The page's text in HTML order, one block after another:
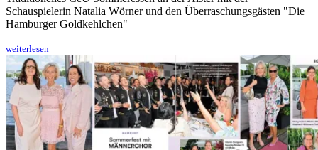
Schauspielerin Natalia Wörner und den Überraschungsgästen "Die
Hamburger Goldkehlchen"
weiterlesen